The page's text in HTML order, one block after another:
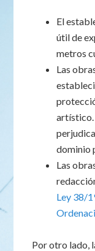
El
útil de
metros
Las
artístico.
dominio
Las
Ley 38/
Por otro lado,